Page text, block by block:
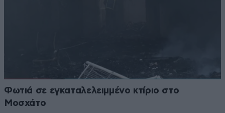
Φωτιά σε εγκαταλελειμμένο κτίριο στο
Μοσχάτο